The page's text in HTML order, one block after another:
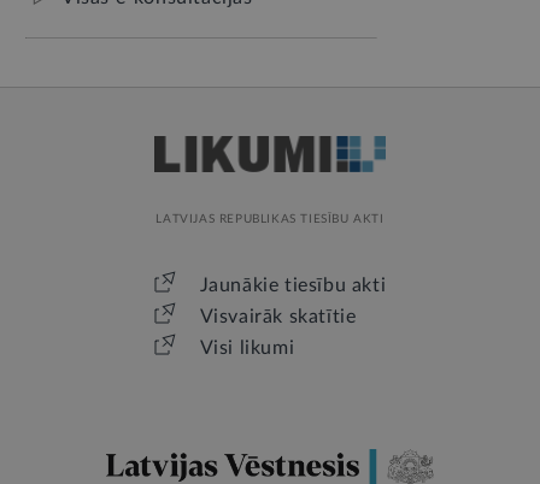
LATVIJAS REPUBLIKAS TIESĪBU AKTI
Jaunākie tiesību akti
Visvairāk skatītie
Visi likumi